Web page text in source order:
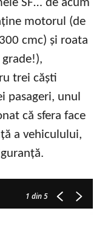
SF… de acum
motorul (de
cmc) și roata
trei căști
pasageri, unul
că sfera face
a vehiculului,
1 din 5